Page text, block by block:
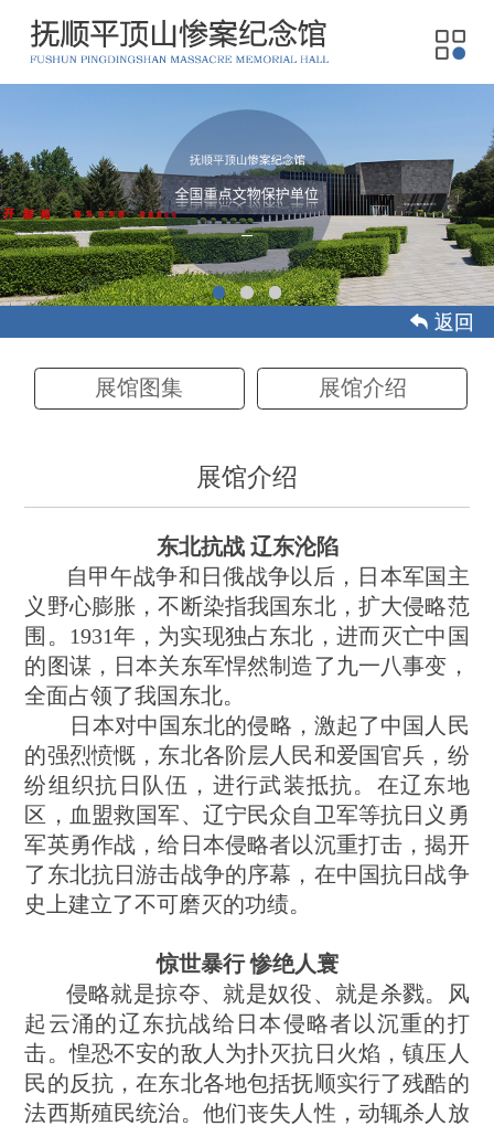
 返回
展馆图集 展馆介绍
展馆介绍
东北抗战 辽东沦陷
自甲午战争和日俄战争以后，日本军国主
义野心膨胀，不断染指我国东北，扩大侵略范
围。1931年，为实现独占东北，进而灭亡中国
的图谋，日本关东军悍然制造了九一八事变，
全面占领了我国东北。
日本对中国东北的侵略，激起了中国人民
的强烈愤慨，东北各阶层人民和爱国官兵，纷
纷组织抗日队伍，进行武装抵抗。在辽东地
区，血盟救国军、辽宁民众自卫军等抗日义勇
军英勇作战，给日本侵略者以沉重打击，揭开
了东北抗日游击战争的序幕，在中国抗日战争
史上建立了不可磨灭的功绩。
惊世暴行 惨绝人寰
侵略就是掠夺、就是奴役、就是杀戮。风
起云涌的辽东抗战给日本侵略者以沉重的打
击。惶恐不安的敌人为扑灭抗日火焰，镇压人
民的反抗，在东北各地包括抚顺实行了残酷的
法西斯殖民统治。他们丧失人性，动辄杀人放